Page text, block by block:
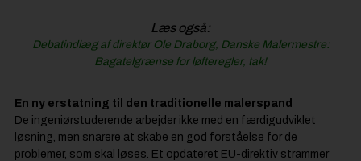
Læs også:
Debatindlæg af direktør Ole Draborg, Danske Malermestre:
Bagatelgrænse for løfteregler, tak!
En ny erstatning til den traditionelle malerspand
De ingeniørstuderende arbejder ikke med en færdigudviklet
løsning, men snarere at skabe en god forståelse for de
problemer, som skal løses. Et opdateret EU-direktiv strammer